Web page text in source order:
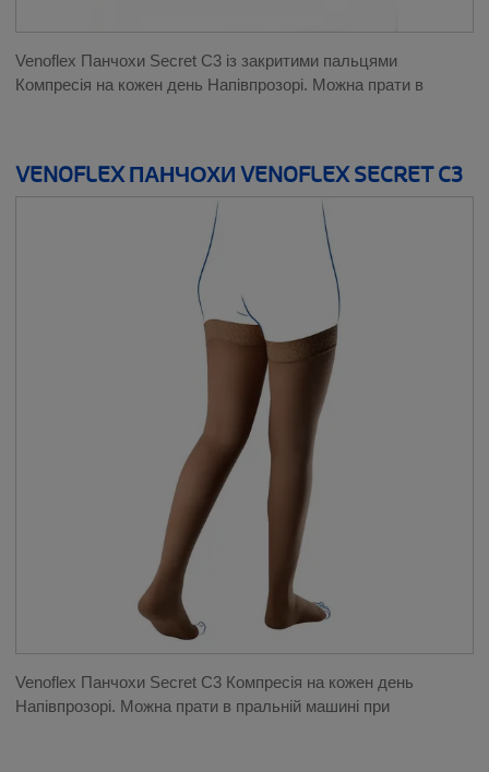
Venoflex Панчохи Secret C3 із закритими пальцями
Компресія на кожен день Напівпрозорі. Можна прати в
VENOFLEX ПАНЧОХИ VENOFLEX SECRET C3
Venoflex Панчохи Secret C3 Компресія на кожен день
Напівпрозорі. Можна прати в пральній машині при